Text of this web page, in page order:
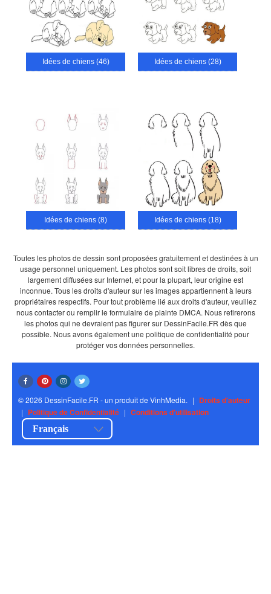
Idées de chiens (46) Idées de chiens (28)
Idées de chiens (8) Idées de chiens (18)
Toutes les photos de dessin sont proposées gratuitement et destinées à un
usage personnel uniquement. Les photos sont soit libres de droits, soit
largement diffusées sur Internet, et pour la plupart, leur origine est
inconnue. Tous les droits d'auteur sur les images appartiennent à leurs
propriétaires respectifs. Pour tout problème lié aux droits d'auteur, veuillez
nous contacter ou remplir le formulaire de plainte DMCA. Nous retirerons
les photos qui ne devraient pas figurer sur DessinFacile.FR dès que
possible. Nous avons également une politique de confidentialité pour
protéger vos données personnelles.
© 2026 DessinFacile.FR - un produit de VinhMedia. | Droits d'auteur
| Politique de Confidentialité | Conditions d'utilisation
Français